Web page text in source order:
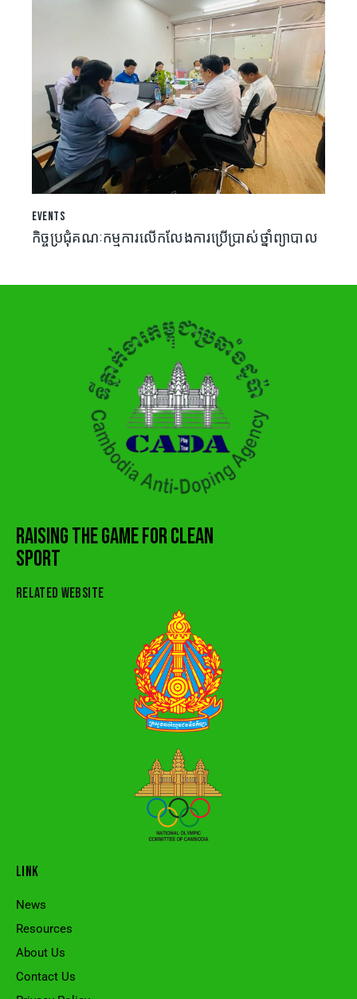
EVENTS
កិច្ចប្រជុំគណៈកម្មការលើកលែងការប្រើប្រាស់ថ្នាំព្យាបាល
RAISING THE GAME FOR CLEAN
SPORT
RELATED WEBSITE
LINK
News
Resources
About Us
Contact Us